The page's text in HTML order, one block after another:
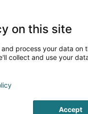
du client Un
et hautement
on this site
and process your data on
collect and use your
Accept